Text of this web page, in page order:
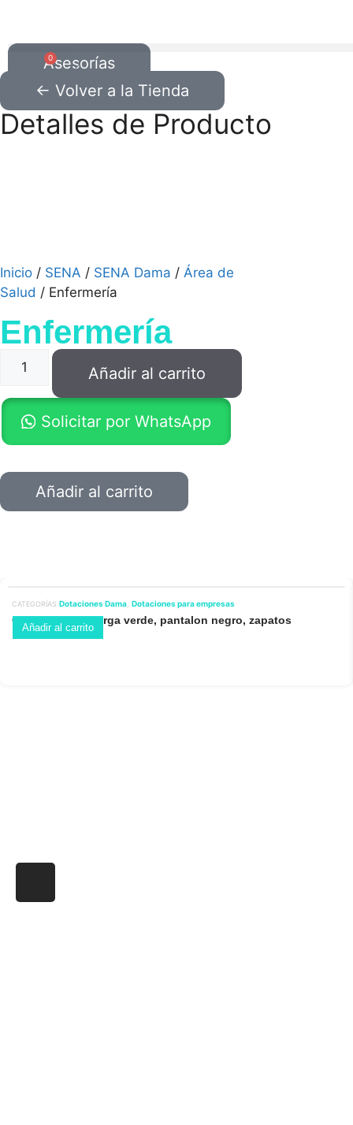
Asesorías
0
← Volver a la Tienda
Detalles de Producto
Inicio / SENA / SENA Dama / Área de
Salud / Enfermería
Enfermería
Añadir al carrito
Solicitar por WhatsApp
Añadir al carrito
Añadir al carrito
CATEGORÍAS Dotaciones Dama Dotaciones para empresas
Camisa manga larga verde, pantalon negro, zapatos